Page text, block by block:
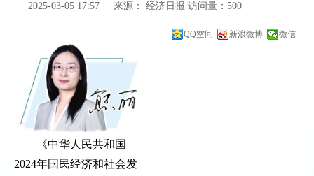
2025-03-05 17:57 来源： 经济日报 访问量： 500
QQ空间 新浪微博 微信
《中华人民共和国
2024年国民经济和社会发